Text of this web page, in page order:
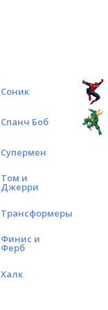
Соник
Спанч Боб
Супермен
Том и
Джерри
Трансформеры
Финис и
Ферб
Халк